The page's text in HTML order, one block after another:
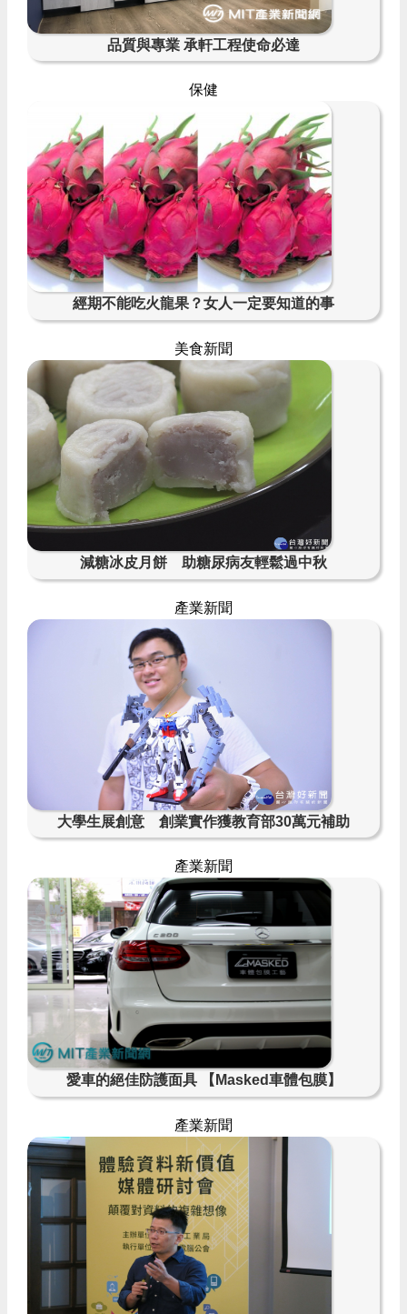
品質與專業 承軒工程使命必達
保健
經期不能吃火龍果？女人一定要知道的事
美食新聞
減糖冰皮月餅 助糖尿病友輕鬆過中秋
產業新聞
大學生展創意 創業實作獲教育部30萬元補助
產業新聞
愛車的絕佳防護面具 【Masked車體包膜】
產業新聞